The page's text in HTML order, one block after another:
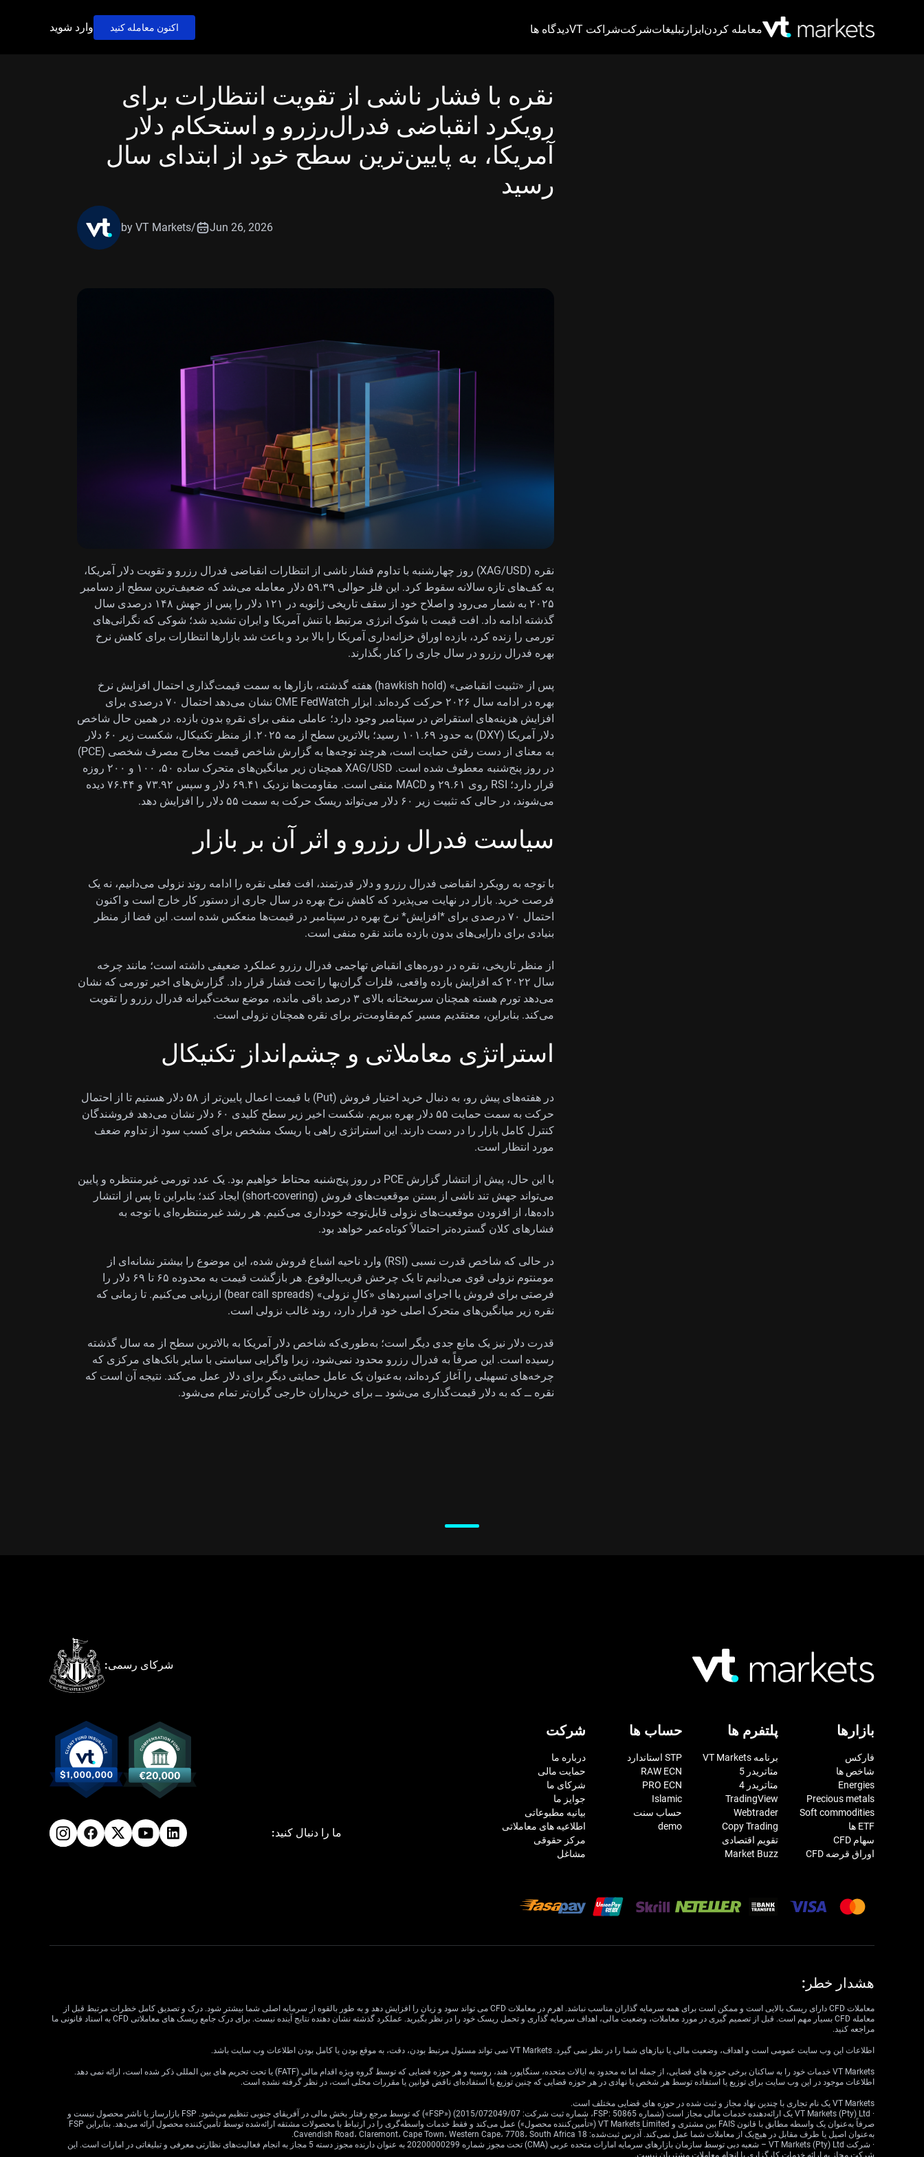
معامله کردنابزار تبلیغاتشرکتشراکت VT دیدگاه ها اکنون معامله کنید وارد شوید
نقره با فشار ناشی از تقویت انتظارات برای
رویکرد انقباضی فدرال‌رزرو و استحکام دلار
آمریکا، به پایین‌ترین سطح خود از ابتدای سال
رسید
by VT Markets/ Jun 26, 2026
نقره (XAG/USD) روز چهارشنبه با تداوم فشار ناشی از انتظارات انقباضی فدرال رزرو و تقویت دلار آمریکا،
به کف‌های تازه سالانه سقوط کرد. این فلز حوالی ۵۹.۳۹ دلار معامله می‌شد که ضعیف‌ترین سطح از دسامبر
۲۰۲۵ به شمار می‌رود و اصلاح خود از سقف تاریخی ژانویه در ۱۲۱ دلار را پس از جهش ۱۴۸ درصدی سال
گذشته ادامه داد. افت قیمت با شوک انرژی مرتبط با تنش آمریکا و ایران تشدید شد؛ شوکی که نگرانی‌های
تورمی را زنده کرد، بازده اوراق خزانه‌داری آمریکا را بالا برد و باعث شد بازارها انتظارات برای کاهش نرخ
بهره فدرال رزرو در سال جاری را کنار بگذارند.
پس از «تثبیت انقباضی» (hawkish hold) هفته گذشته، بازارها به سمت قیمت‌گذاری احتمال افزایش نرخ
بهره در ادامه سال ۲۰۲۶ حرکت کرده‌اند. ابزار CME FedWatch نشان می‌دهد احتمال ۷۰ درصدی برای
افزایش هزینه‌های استقراض در سپتامبر وجود دارد؛ عاملی منفی برای نقرهِ بدون بازده. در همین حال شاخص
دلار آمریکا (DXY) به حدود ۱۰۱.۶۹ رسید؛ بالاترین سطح از مه ۲۰۲۵. از منظر تکنیکال، شکست زیر ۶۰ دلار
به معنای از دست رفتن حمایت است، هرچند توجه‌ها به گزارش شاخص قیمت مخارج مصرف شخصی (PCE)
در روز پنج‌شنبه معطوف شده است. XAG/USD همچنان زیر میانگین‌های متحرک ساده ۵۰، ۱۰۰ و ۲۰۰ روزه
قرار دارد؛ RSI روی ۲۹.۶۱ و MACD منفی است. مقاومت‌ها نزدیک ۶۹.۴۱ دلار و سپس ۷۳.۹۲ و ۷۶.۴۴ دیده
می‌شوند، در حالی که تثبیت زیر ۶۰ دلار می‌تواند ریسک حرکت به سمت ۵۵ دلار را افزایش دهد.
سیاست فدرال رزرو و اثر آن بر بازار
با توجه به رویکرد انقباضی فدرال رزرو و دلار قدرتمند، افت فعلی نقره را ادامه روند نزولی می‌دانیم، نه یک
فرصت خرید. بازار در نهایت می‌پذیرد که کاهش نرخ بهره در سال جاری از دستور کار خارج است و اکنون
احتمال ۷۰ درصدی برای *افزایش* نرخ بهره در سپتامبر در قیمت‌ها منعکس شده است. این فضا از منظر
بنیادی برای دارایی‌های بدون بازده مانند نقره منفی است.
از منظر تاریخی، نقره در دوره‌های انقباض تهاجمی فدرال رزرو عملکرد ضعیفی داشته است؛ مانند چرخه
سال ۲۰۲۲ که افزایش بازده واقعی، فلزات گران‌بها را تحت فشار قرار داد. گزارش‌های اخیر تورمی که نشان
می‌دهد تورم هسته همچنان سرسختانه بالای ۳ درصد باقی مانده، موضع سخت‌گیرانه فدرال رزرو را تقویت
می‌کند. بنابراین، معتقدیم مسیر کم‌مقاومت‌تر برای نقره همچنان نزولی است.
استراتژی معاملاتی و چشم‌انداز تکنیکال
در هفته‌های پیش رو، به دنبال خرید اختیار فروش (Put) با قیمت اعمال پایین‌تر از ۵۸ دلار هستیم تا از احتمال
حرکت به سمت حمایت ۵۵ دلار بهره ببریم. شکست اخیر زیر سطح کلیدی ۶۰ دلار نشان می‌دهد فروشندگان
کنترل کامل بازار را در دست دارند. این استراتژی راهی با ریسک مشخص برای کسب سود از تداوم ضعف
مورد انتظار است.
با این حال، پیش از انتشار گزارش PCE در روز پنج‌شنبه محتاط خواهیم بود. یک عدد تورمی غیرمنتظره و پایین
می‌تواند جهش تند ناشی از بستن موقعیت‌های فروش (short-covering) ایجاد کند؛ بنابراین تا پس از انتشار
داده‌ها، از افزودن موقعیت‌های نزولی قابل‌توجه خودداری می‌کنیم. هر رشد غیرمنتظره‌ای با توجه به
فشارهای کلان گسترده‌تر احتمالاً کوتاه‌عمر خواهد بود.
در حالی که شاخص قدرت نسبی (RSI) وارد ناحیه اشباع فروش شده، این موضوع را بیشتر نشانه‌ای از
مومنتوم نزولی قوی می‌دانیم تا یک چرخش قریب‌الوقوع. هر بازگشت قیمت به محدوده ۶۵ تا ۶۹ دلار را
فرصتی برای فروش یا اجرای اسپردهای «کالِ نزولی» (bear call spreads) ارزیابی می‌کنیم. تا زمانی که
نقره زیر میانگین‌های متحرک اصلی خود قرار دارد، روند غالب نزولی است.
قدرت دلار نیز یک مانع جدی دیگر است؛ به‌طوری‌که شاخص دلار آمریکا به بالاترین سطح از مه سال گذشته
رسیده است. این صرفاً به فدرال رزرو محدود نمی‌شود، زیرا واگرایی سیاستی با سایر بانک‌های مرکزی که
چرخه‌های تسهیلی را آغاز کرده‌اند، به‌عنوان یک عامل حمایتی دیگر برای دلار عمل می‌کند. نتیجه آن است که
نقره ــ که به دلار قیمت‌گذاری می‌شود ــ برای خریداران خارجی گران‌تر تمام می‌شود.
شرکای رسمی:
بازارها
فارکس
شاخص ها
Energies
Precious metals
Soft commodities
ETF ها
سهام CFD
اوراق قرضه CFD
پلتفرم ها
برنامه VT Markets
متاتریدر 5
متاتریدر 4
TradingView
Webtrader
Copy Trading
تقویم اقتصادی
Market Buzz
حساب ها
STP استاندارد
RAW ECN
PRO ECN
Islamic
حساب سنت
demo
شرکت
درباره ما
حمایت مالی
شرکای ما
جوایز ما
بیانیه مطبوعاتی
اطلاعیه های معاملاتی
مرکز حقوقی
مشاغل
ما را دنبال کنید:
هشدار خطر:
معاملات CFD دارای ریسک بالایی است و ممکن است برای همه سرمایه گذاران مناسب نباشد. اهرم در معاملات CFD می تواند سود و زیان را افزایش دهد و به طور بالقوه از سرمایه اصلی شما بیشتر شود. درک و تصدیق کامل خطرات مرتبط قبل از
معامله CFD بسیار مهم است. قبل از تصمیم گیری در مورد معاملات، وضعیت مالی، اهداف سرمایه گذاری و تحمل ریسک خود را در نظر بگیرید. عملکرد گذشته نشان دهنده نتایج آینده نیست. برای درک جامع ریسک های معاملاتی CFD به اسناد قانونی ما
مراجعه کنید.
اطلاعات این وب سایت عمومی است و اهداف، وضعیت مالی یا نیازهای شما را در نظر نمی گیرد. VT Markets نمی تواند مسئول مرتبط بودن، دقت، به موقع بودن یا کامل بودن اطلاعات وب سایت باشد.
VT Markets خدمات خود را به ساکنان برخی حوزه های قضایی، از جمله اما نه محدود به ایالات متحده، سنگاپور، هند، روسیه و هر حوزه قضایی که توسط گروه ویژه اقدام مالی (FATF) یا تحت تحریم های بین المللی ذکر شده است، ارائه نمی دهد.
اطلاعات موجود در این وب سایت برای توزیع یا استفاده توسط هر شخص یا نهادی در هر حوزه قضایی که چنین توزیع یا استفاده‌ای ناقض قوانین یا مقررات محلی است، در نظر گرفته نشده است.
VT Markets یک نام تجاری با چندین نهاد مجاز و ثبت شده در حوزه های قضایی مختلف است.
· VT Markets (Pty) Ltd یک ارائه‌دهنده خدمات مالی مجاز است (شماره FSP: 50865، شماره ثبت شرکت: 2015/072049/07) («FSP») که توسط مرجع رفتار بخش مالی در آفریقای جنوبی تنظیم می‌شود. FSP بازارساز یا ناشر محصول نیست و
صرفاً به‌عنوان یک واسطه مطابق با قانون FAIS بین مشتری و VT Markets Limited («تأمین‌کننده محصول») عمل می‌کند و فقط خدمات واسطه‌گری را در ارتباط با محصولات مشتقه ارائه‌شده توسط تأمین‌کننده محصول ارائه می‌دهد. بنابراین FSP
به‌عنوان اصیل یا طرف مقابل در هیچ‌یک از معاملات شما عمل نمی‌کند. آدرس ثبت‌شده: 18 Cavendish Road، Claremont، Cape Town، Western Cape، 7708، South Africa.
· شرکت VT Markets (Pty) Ltd – شعبه دبی توسط سازمان بازارهای سرمایه امارات متحده عربی (CMA) تحت مجوز شماره 20200000299 به عنوان دارنده مجوز دسته 5 مجاز به انجام فعالیت‌های نظارتی معرفی و تبلیغاتی در امارات است. این
شرکت مجاز به ارائه خدمات کارگزاری یا انجام معاملات مشتریان نیست.